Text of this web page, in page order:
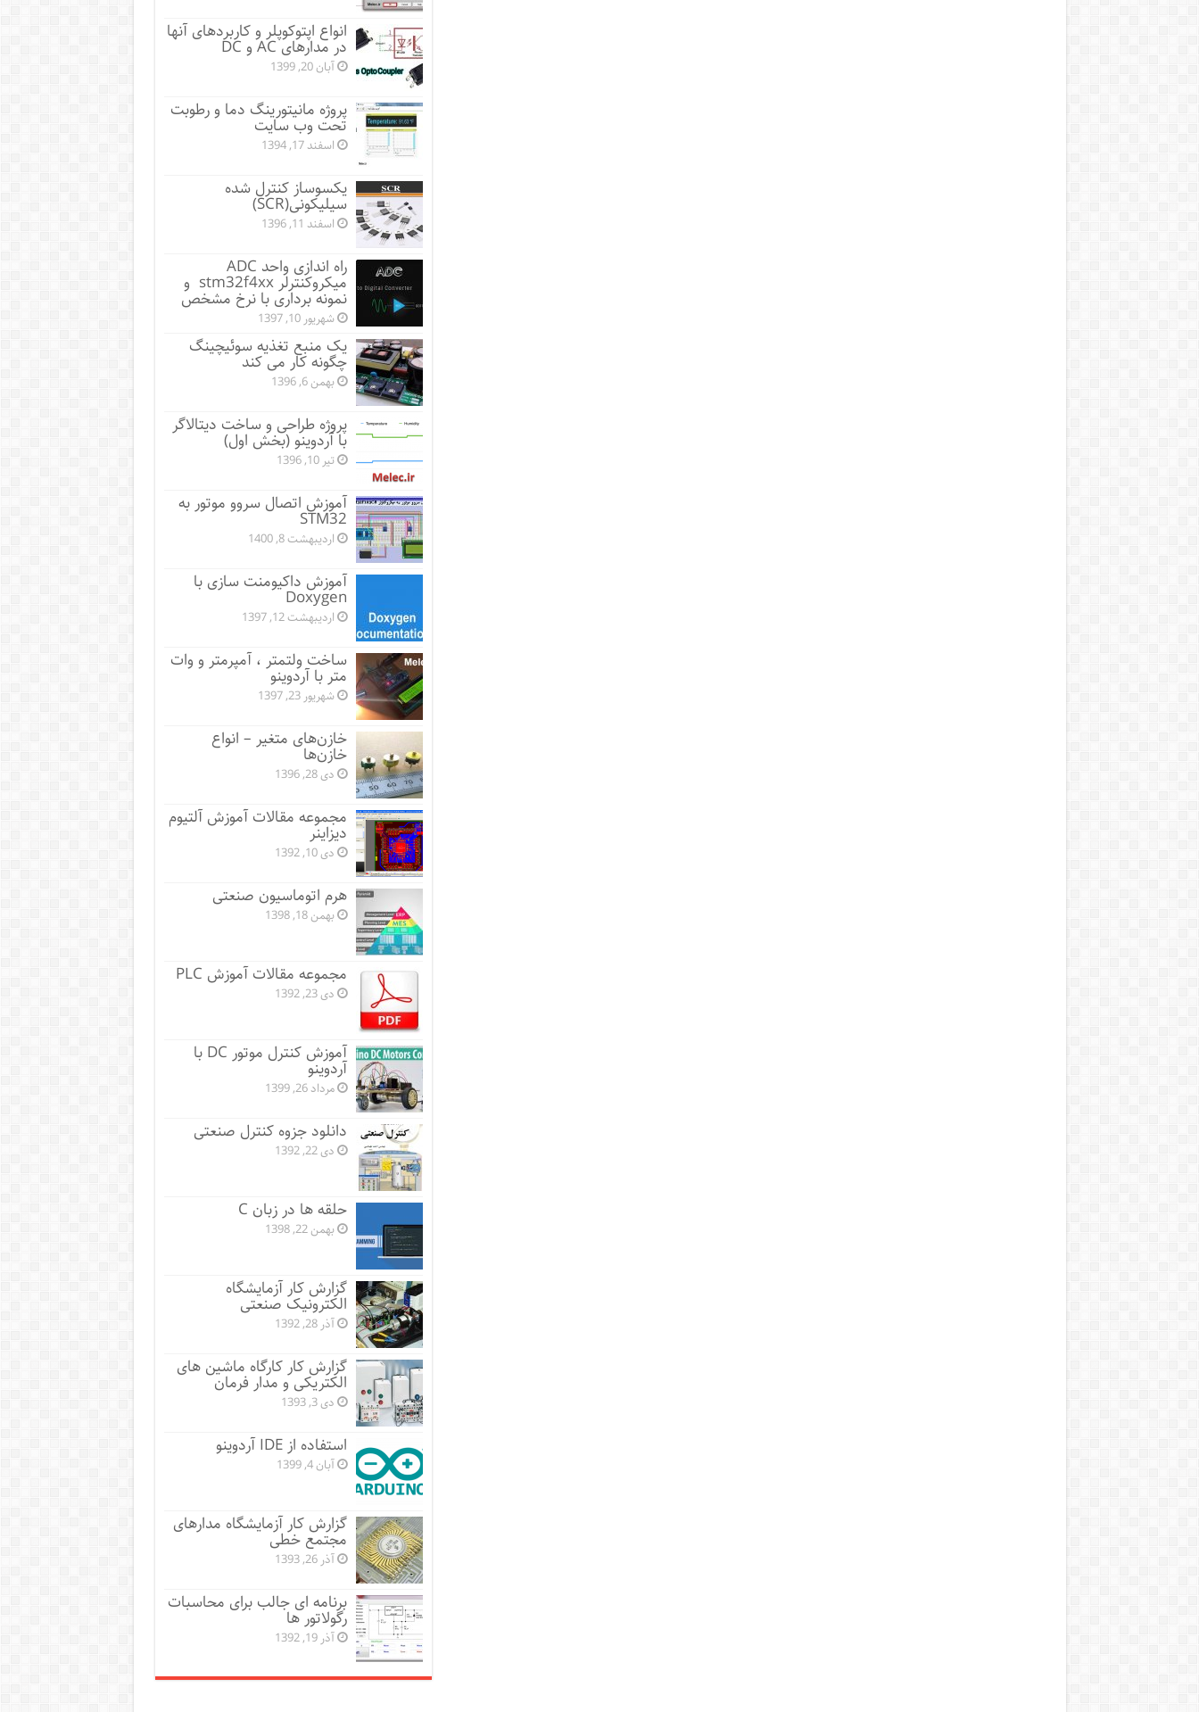
انواع اپتوکوپلر و کاربردهای آنها
در مدارهای AC و DC
آبان 20, 1399
پروژه مانيتورينگ دما و رطوبت
تحت وب سایت
اسفند 17, 1394
یکسوساز کنترل شده
سیلیکونی(SCR)
اسفند 11, 1396
راه اندازی واحد ADC
میکروکنترلر stm32f4xx و
نمونه برداری با نرخ مشخص
شهریور 10, 1397
یک منبع تغذیه سوئیچینگ
چگونه کار می کند
بهمن 6, 1396
پروژه طراحی و ساخت دیتالاگر
با آردوینو (بخش اول)
تیر 10, 1396
آموزش اتصال سروو موتور به
STM32
اردیبهشت 8, 1400
آموزش داکیومنت سازی با
Doxygen
اردیبهشت 12, 1397
ساخت ولتمتر ، آمپرمتر و وات
متر با آردوینو
شهریور 23, 1397
خازن‌های متغیر – انواع
خازن‌ها
دی 28, 1396
مجموعه مقالات آموزش آلتیوم
دیزاینر
دی 10, 1392
هرم اتوماسیون صنعتی
بهمن 18, 1398
مجموعه مقالات آموزش PLC
دی 23, 1392
آموزش کنترل موتور DC با
آردوینو
مرداد 26, 1399
دانلود جزوه کنترل صنعتی
دی 22, 1392
حلقه ها در زبان C
بهمن 22, 1398
گزارش کار آزمایشگاه
الکترونیک صنعتی
آذر 28, 1392
گزارش کار کارگاه ماشین های
الکتریکی و مدار فرمان
دی 3, 1393
استفاده از IDE آردوینو
آبان 4, 1399
گزارش کار آزمایشگاه مدارهای
مجتمع خطی
آذر 26, 1393
برنامه ای جالب برای محاسبات
رگولاتور ها
آذر 19, 1392